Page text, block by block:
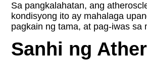
Sa pangkalahatan, ang
kondisyong ito ay mahalaga
pagkain ng tama, at pag-iwas sa
Sanhi ng